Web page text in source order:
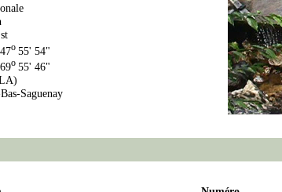
o 55' 54"
o 55' 46"
Saguenay